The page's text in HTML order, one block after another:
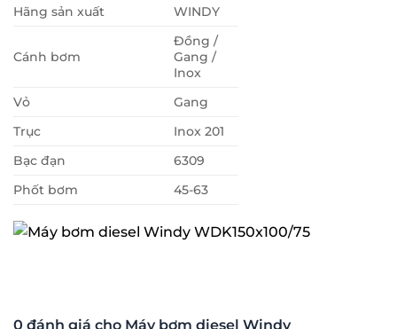
Hãng sản xuất
WINDY
Cánh bơm
Đồng /
Gang /
Inox
Vỏ
Gang
Trục
Inox 201
Bạc đạn
6309
Phốt bơm
45-63
0 đánh giá cho Máy bơm diesel Windy